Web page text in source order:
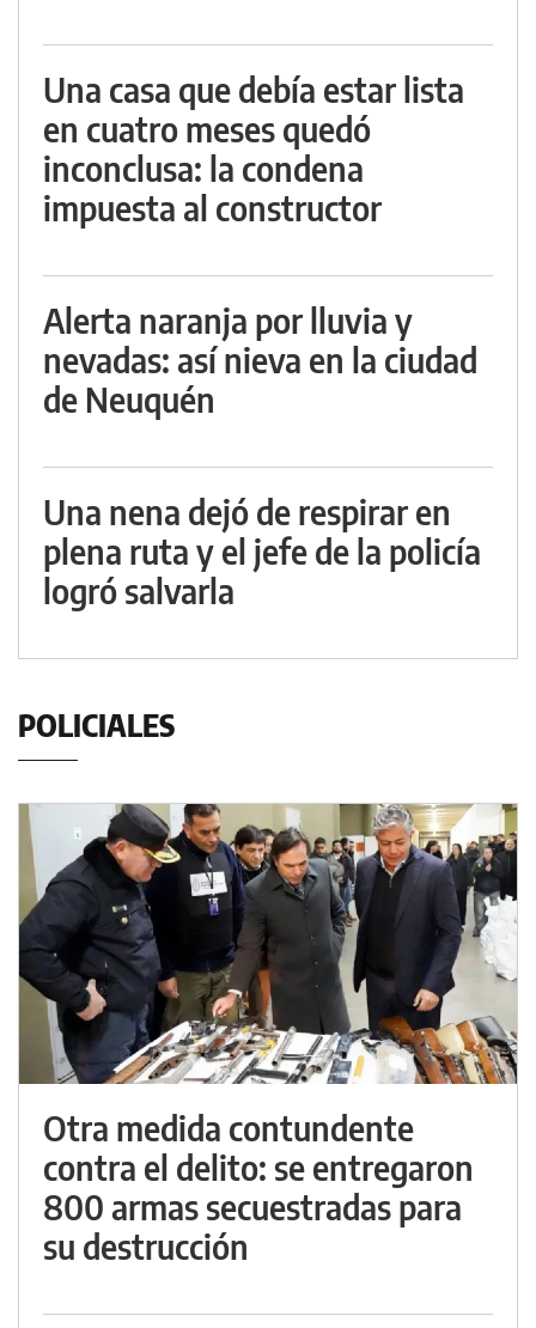
Una casa que debía estar lista
en cuatro meses quedó
inconclusa: la condena
impuesta al constructor
Alerta naranja por lluvia y
nevadas: así nieva en la ciudad
de Neuquén
Una nena dejó de respirar en
plena ruta y el jefe de la policía
logró salvarla
POLICIALES
Otra medida contundente
contra el delito: se entregaron
800 armas secuestradas para
su destrucción